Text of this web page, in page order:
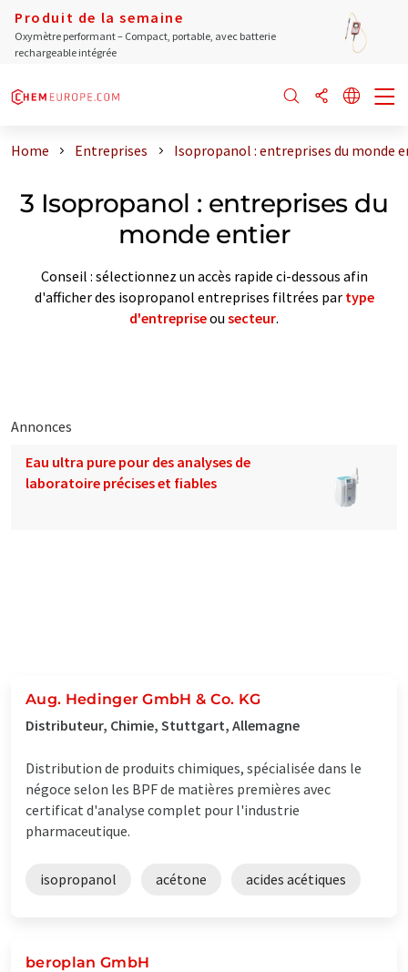
Produit de la semaine
Oxymètre performant – Compact, portable, avec batterie
rechargeable intégrée
Home Entreprises Isopropanol : entreprises du monde
3 Isopropanol : entreprises du
monde entier
Conseil : sélectionnez un accès rapide ci-dessous afin
d'afficher des isopropanol entreprises filtrées par type
d'entrepriseou secteur.
Annonces
Eau ultra pure pour des analyses de
laboratoire précises et fiables
Aug. Hedinger GmbH & Co. KG
Distributeur, Chimie, Stuttgart, Allemagne
Distribution de produits chimiques, spécialisée dans le
négoce selon les BPF de matières premières avec
certificat d'analyse complet pour l'industrie
pharmaceutique.
isopropanol acétone acides acétiques
beroplan GmbH